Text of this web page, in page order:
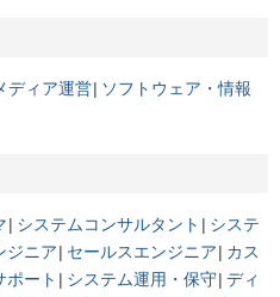
ディア運営
ソフトウェア・情報
システムコンサルタント
システ
ジニア セールスエンジニア
カス
ポート システム運用・保守 ディ